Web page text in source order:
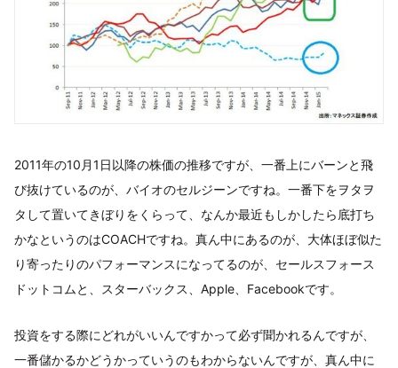
2011年の10月1日以降の株価の推移ですが、一番上にバーンと飛
び抜けているのが、バイオのセルジーンですね。一番下をヲタヲ
タして置いてきぼりをくらって、なんか最近もしかしたら底打ち
かなというのはCOACHですね。真ん中にあるのが、大体ほぼ似た
り寄ったりのパフォーマンスになってるのが、セールスフォース
ドットコムと、スターバックス、Apple、Facebookです。
投資をする際にどれがいいんですかって必ず聞かれるんですが、
一番儲かるかどうかっていうのもわからないんですが、真ん中に